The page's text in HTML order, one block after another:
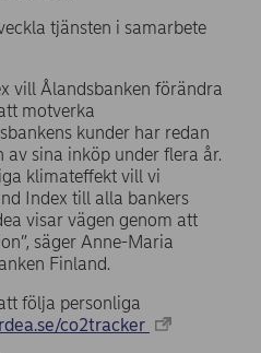
tjänsten i samarbete
vill Ålandsbanken förändra
motverka
kunder har redan
sina inköp under flera år.
klimateffekt vill vi
Index till alla bankers
visar vägen genom att
säger Anne-Maria
Finland.
följa personliga
co2tracker